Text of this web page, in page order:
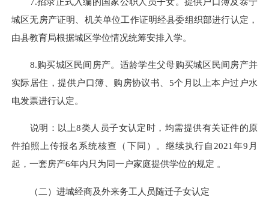
城区无房产证明、机关单位工作证明经县委组织部进行认定，
由县教育局根据城区学位情况统筹安排入学。
8.购买城区民间房产。适龄学生父母购买城区民间房产并
实际居住，提供户口簿、购房协议书、5个月以上本户过户水
电发票进行认定。
说明：以上8类人员子女认定时，均需提供有关证件的原
件拍照上传报名系统核查（下同）。继续执行自2021年9月
起，一套房产6年内只为同一户家庭提供学位的规定 。
（二）进城经商及外来务工人员随迁子女认定